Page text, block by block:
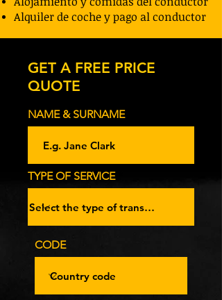
Alquiler de coche y pago al conductor
GET A FREE PRICE
QUOTE
NAME & SURNAME
TYPE OF SERVICE
CODE